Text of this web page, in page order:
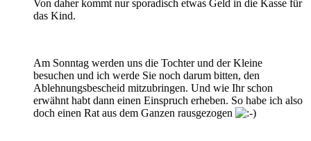
Von daher kommt nur sporadisch etwas Geld in die Kasse für
das Kind.
Am Sonntag werden uns die Tochter und der Kleine
besuchen und ich werde Sie noch darum bitten, den
Ablehnungsbescheid mitzubringen. Und wie Ihr schon
erwähnt habt dann einen Einspruch erheben. So habe ich also
doch einen Rat aus dem Ganzen rausgezogen